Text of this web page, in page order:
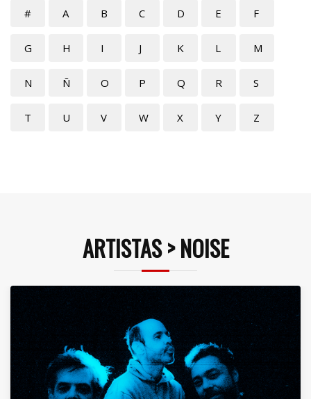
# A B C D E F
G H I J K L M
N Ñ O P Q R S
T U V W X Y Z
ARTISTAS > NOISE